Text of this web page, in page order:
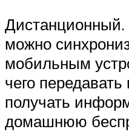
Дистанционный.
можно
мобильным
чего
получать
домашнюю